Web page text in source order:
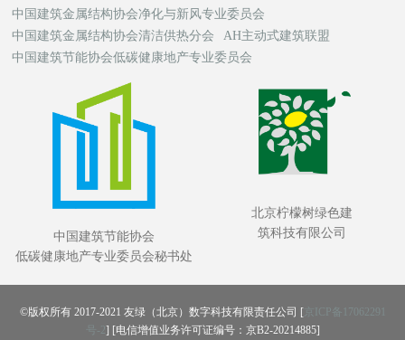
中国建筑金属结构协会净化与新风专业委员会
中国建筑金属结构协会清洁供热分会
AH主动式建筑联盟
中国建筑节能协会低碳健康地产专业委员会
北京柠檬树绿色建
筑科技有限公司
中国建筑节能协会
低碳健康地产专业委员会秘书处
©版权所有 2017-2021 友绿（北京）数字科技有限责任公司 [京ICP备17062291
号-2] [电信增值业务许可证编号：京B2-20214885]